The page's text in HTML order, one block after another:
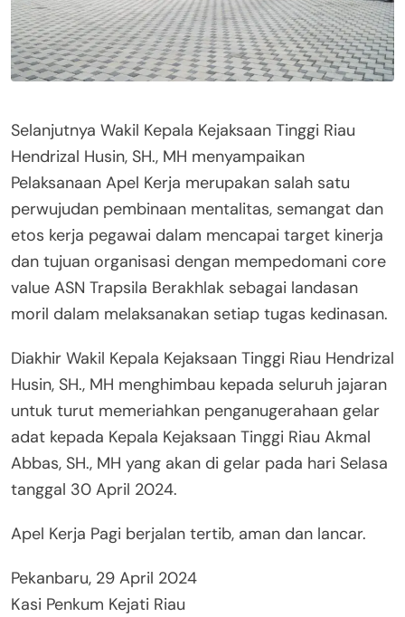
Selanjutnya Wakil Kepala Kejaksaan Tinggi Riau
Hendrizal Husin, SH., MH menyampaikan
Pelaksanaan Apel Kerja merupakan salah satu
perwujudan pembinaan mentalitas, semangat dan
etos kerja pegawai dalam mencapai target kinerja
dan tujuan organisasi dengan mempedomani core
value ASN Trapsila Berakhlak sebagai landasan
moril dalam melaksanakan setiap tugas kedinasan.
Diakhir Wakil Kepala Kejaksaan Tinggi Riau Hendrizal
Husin, SH., MH menghimbau kepada seluruh jajaran
untuk turut memeriahkan penganugerahaan gelar
adat kepada Kepala Kejaksaan Tinggi Riau Akmal
Abbas, SH., MH yang akan di gelar pada hari Selasa
tanggal 30 April 2024.
Apel Kerja Pagi berjalan tertib, aman dan lancar.
Pekanbaru, 29 April 2024
Kasi Penkum Kejati Riau